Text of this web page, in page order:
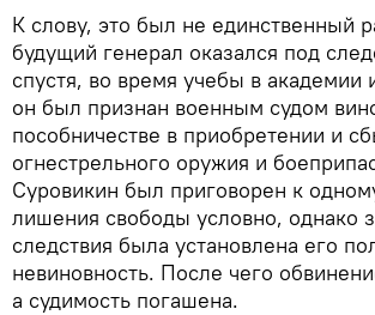
К слову, это был не единственный
будущий генерал оказался под
спустя, во время учебы в
он был признан военным судом
пособничестве в приобретении и
огнестрельного оружия и
Суровикин был приговорен к
лишения свободы условно, однако
следствия была установлена его
невиновность. После чего
а судимость погашена.